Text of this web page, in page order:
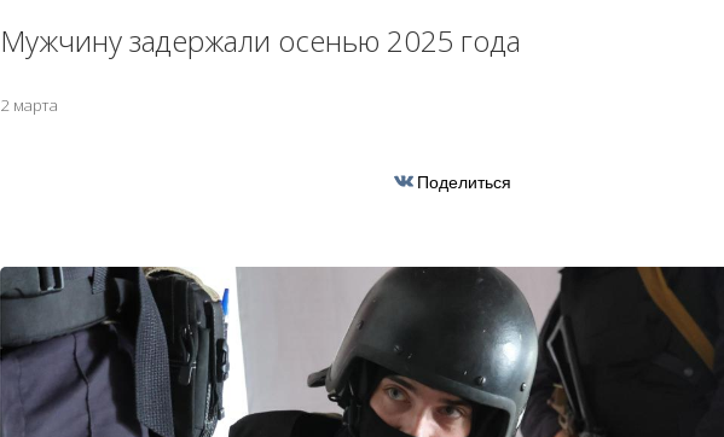
Мужчину задержали осенью 2025 года
2 марта
Поделиться